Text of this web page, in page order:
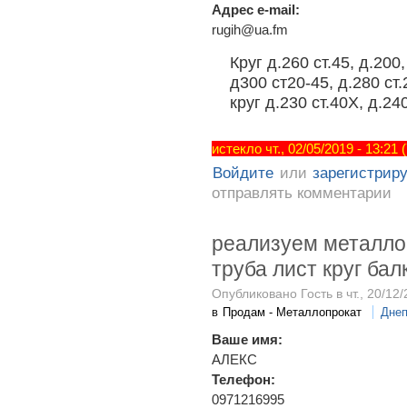
Адрес e-mail:
rugih@ua.fm
Круг д.260 ст.45,
д300 ст20-45, д.280
круг д.230 ст.40X,
истекло чт., 02/05/2019 -
Войдите или
отправлять комментарии
реализуем
труба лист круг
Опубликовано Гость в чт., 20/
в Продам - Металлопрокат
Ваше имя:
АЛЕКС
Телефон:
0971216995